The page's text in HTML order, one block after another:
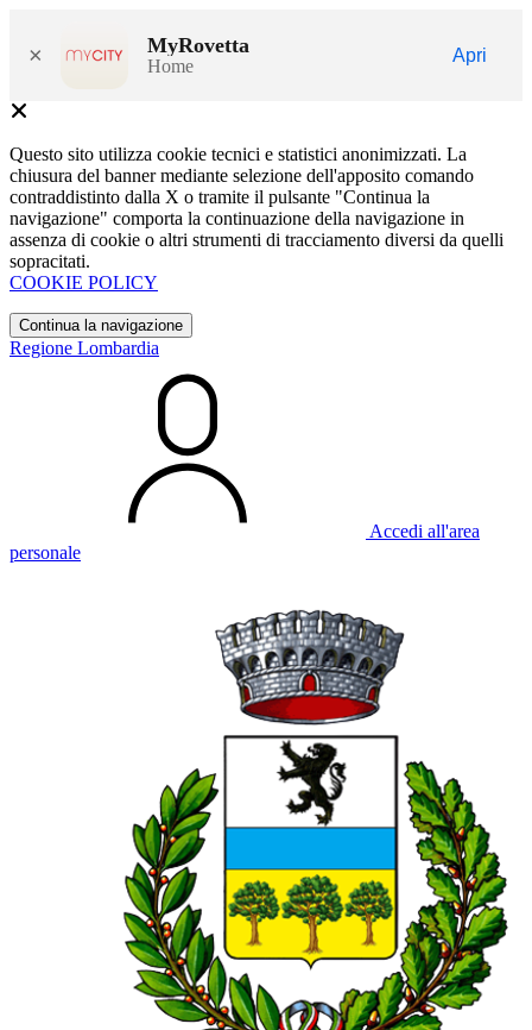
× MyRovetta
Home
Apri
Questo sito utilizza cookie tecnici e statistici anonimizzati. La
chiusura del banner mediante selezione dell'apposito comando
contraddistinto dalla X o tramite il pulsante "Continua la
navigazione" comporta la continuazione della navigazione in
assenza di cookie o altri strumenti di tracciamento diversi da quelli
sopracitati.
COOKIE POLICY
Continua la navigazione
Regione Lombardia
Accedi all'area
personale